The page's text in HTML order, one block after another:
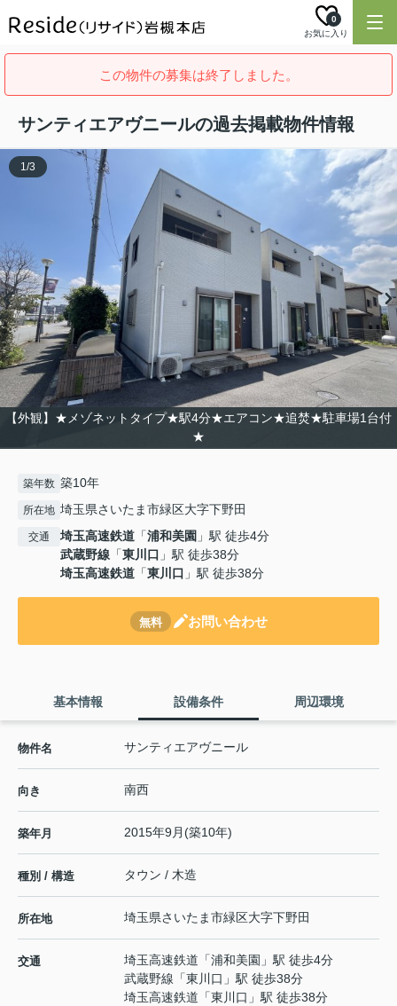
お気に入り
0
この物件の募集は終了しました。
サンティエアヴニールの過去掲載物件情報
【外観】★メゾネットタイプ★駅4分★エアコン★追焚★駐車場1台付
★
1/3
築年数 築10年
所在地 埼玉県さいたま市緑区大字下野田
交通 埼玉高速鉄道 「浦和美園 」駅 徒歩4分
武蔵野線 「東川口 」駅 徒歩38分
埼玉高速鉄道 「東川口 」駅 徒歩38分
無料 お問い合わせ
基本情報 設備条件 周辺環境
物件名 サンティエアヴニール
向き 南西
築年月 2015年9月(築10年)
種別 / 構造 タウン / 木造
所在地 埼玉県さいたま市緑区大字下野田
交通 埼玉高速鉄道 「浦和美園 」駅 徒歩4分
武蔵野線 「東川口 」駅 徒歩38分
埼玉高速鉄道 「東川口 」駅 徒歩38分